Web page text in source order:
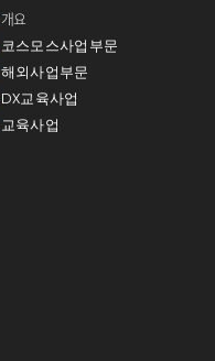
개요
코스모스사업부문
해외사업부문
DX교육사업
교육사업